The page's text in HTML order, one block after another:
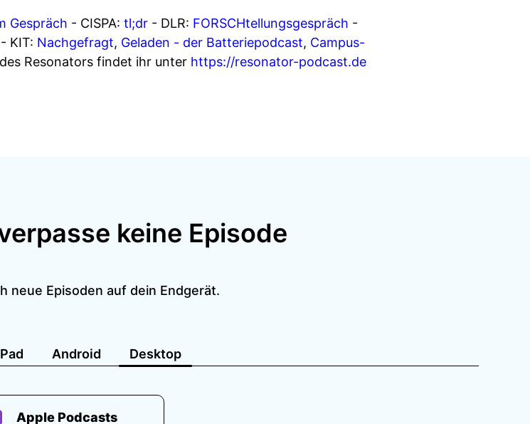
Gespräch - CISPA: tl;dr - DLR: FORSCHtellungsgespräch -
- KIT: Nachgefragt, Geladen - der Batteriepodcast, Campus-
Resonators findet ihr unter https://resonator-podcast.de
keine Episode
neue Episoden auf dein Endgerät.
Android Desktop
Apple Podcasts